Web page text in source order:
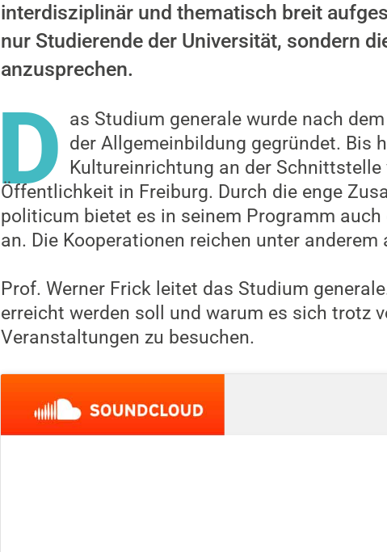
interdisziplinär und thematisch breit
nur Studierende der Universität, sondern
anzusprechen.
D as Studium generale wurde nach
der Allgemeinbildung gegründet. Bis
Kultureinrichtung an der
Öffentlichkeit in Freiburg. Durch die enge
politicum bietet es in seinem Programm
an. Die Kooperationen reichen unter
Prof. Werner Frick leitet das Studium
erreicht werden soll und warum es sich trotz
Veranstaltungen zu besuchen.